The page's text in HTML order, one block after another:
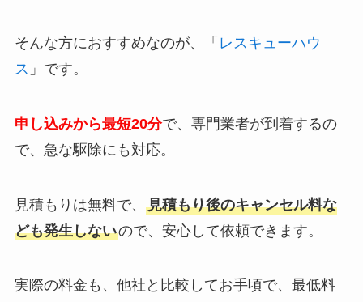
そんな方におすすめなのが、「 レスキューハウ
ス 」です。
申し込みから最短20分で、専門業者が到着するの
で、急な駆除にも対応。
見積もりは無料で、 見積もり後のキャンセル料な
ども発生しないので、安心して依頼できます。
実際の料金も、他社と比較してお手頃で、最低料